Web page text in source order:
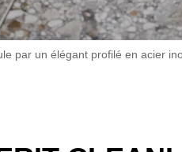
par un élégant profilé en acier